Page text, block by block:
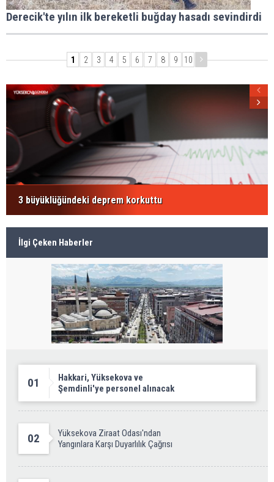
Derecik'te yılın ilk bereketli buğday hasadı sevindirdi
1 2 3 4 5 6 7 8 9 10
3 büyüklüğündeki deprem korkuttu
İlgi Çeken Haberler
01
Hakkari, Yüksekova ve
Şemdinli'ye personel alınacak
02
Yüksekova Ziraat Odası'ndan
Yangınlara Karşı Duyarlılık Çağrısı